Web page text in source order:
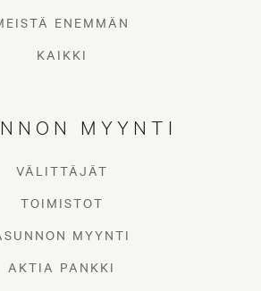
ENEMMÄN
KAIKKI
MYYNTI
VÄLITTÄJÄT
TOIMISTOT
MYYNTI
AKTIA PANKKI